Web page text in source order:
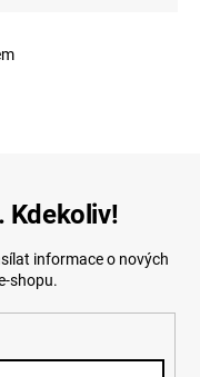
Kdekoliv!
informace o nových
shopu.